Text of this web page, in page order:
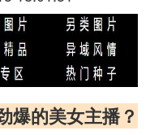
的美女主播？